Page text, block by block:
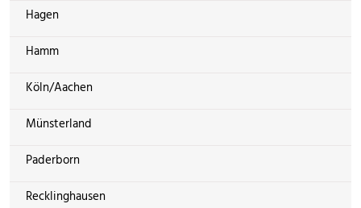
Hagen
Hamm
Köln/Aachen
Münsterland
Paderborn
Recklinghausen